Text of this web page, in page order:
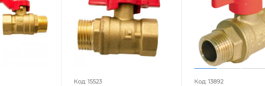
Код: 15523
Код: 13892